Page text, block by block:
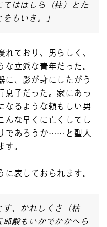
てははしら（柱）とた
もいき。」
ており、男らしく、
な立派な青年だった。
に、影が身にしたがう
息子だった。家にあっ
なるような頼もしい男
んな早くに亡くしてし
であろうか……と聖人
す。
に表しておられます。
す、かれしくさ（枯
殿もいかでかかへら